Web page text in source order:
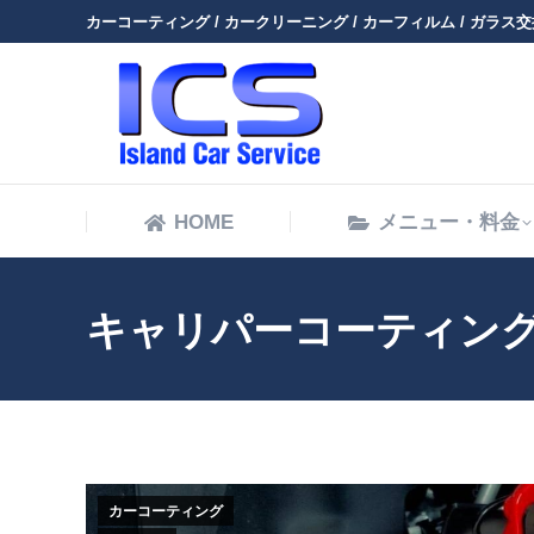
カーコーティング / カークリーニング / カーフィルム / ガラス
HOME メニュー・料金
キャリパーコーティン
カーコーティング